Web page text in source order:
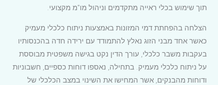
תוך שימוש בכלי ראייה מתקדמים וניהול מו"מ מקצועי.
הצלחה בהפחתת דמי המזונות באמצעות ניתוח כלכלי מעמיק
כאשר אחד מבני הזוג נאלץ להתמודד עם ירידה חדה בהכנסותיו
בעקבות משבר כלכלי, עורך הדין נקט בגישה משפטית מבוססת
על ניתוח כלכלי מעמיק. בתחילה, נאספו דוחות כספיים, חשבוניות
ודוחות מהבנקים, אשר המחישו את השינוי במצב הכלכלי של